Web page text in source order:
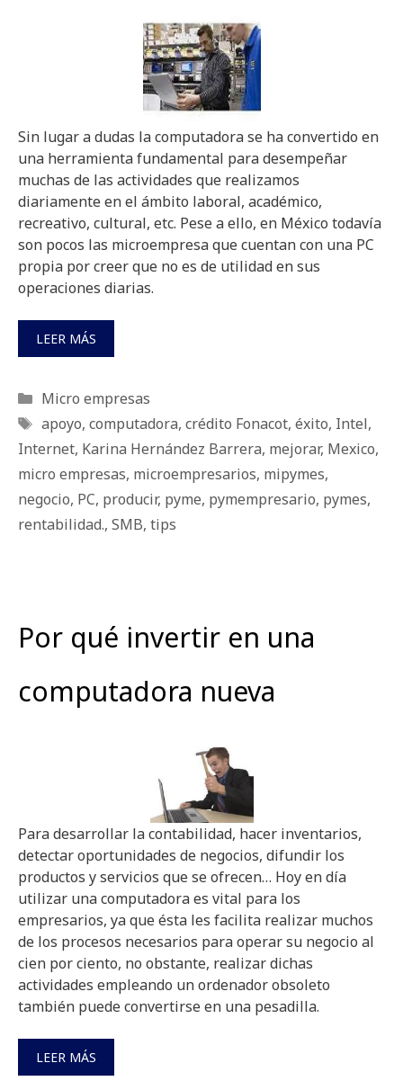
Sin lugar a dudas la computadora se ha convertido en
una herramienta fundamental para desempeñar
muchas de las actividades que realizamos
diariamente en el ámbito laboral, académico,
recreativo, cultural, etc. Pese a ello, en México todavía
son pocos las microempresa que cuentan con una PC
propia por creer que no es de utilidad en sus
operaciones diarias.
LEER MÁS
Categorías
Micro empresas
Etiquetas
apoyo, computadora, crédito Fonacot, éxito, Intel,
Internet, Karina Hernández Barrera, mejorar, Mexico,
micro empresas, microempresarios, mipymes,
negocio, PC, producir, pyme, pymempresario, pymes,
rentabilidad., SMB, tips
Por qué invertir en una
computadora nueva
Para desarrollar la contabilidad, hacer inventarios,
detectar oportunidades de negocios, difundir los
productos y servicios que se ofrecen… Hoy en día
utilizar una computadora es vital para los
empresarios, ya que ésta les facilita realizar muchos
de los procesos necesarios para operar su negocio al
cien por ciento, no obstante, realizar dichas
actividades empleando un ordenador obsoleto
también puede convertirse en una pesadilla.
LEER MÁS